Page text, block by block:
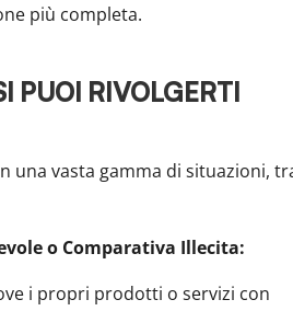
più completa.
PUOI RIVOLGERTI
una vasta gamma di situazioni,
o Comparativa Illecita:
i propri prodotti o servizi con